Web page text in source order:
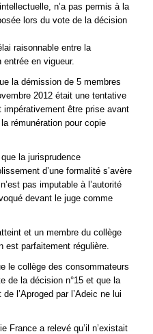
n’a pas permis à la
lors du vote de la décision
raisonnable entre la
en vigueur.
la démission de 5 membres
2012 était une tentative
impérativement être prise avant
rémunération pour copie
la jurisprudence
d’une formalité s’avère
pas imputable à l’autorité
devant le juge comme
et un membre du collège
est parfaitement régulière.
le collège des consommateurs
de la décision n°15 et que la
l’Aproged par l’Adeic ne lui
France a relevé qu’il n’existait